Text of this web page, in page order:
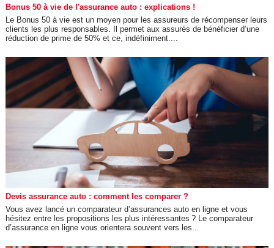
Bonus 50 à vie de l'assurance auto : explications !
Le Bonus 50 à vie est un moyen pour les assureurs de récompenser leurs
clients les plus responsables. Il permet aux assurés de bénéficier d’une
réduction de prime de 50% et ce, indéfiniment....
Devis assurance auto : comment les comparer ?
Vous avez lancé un comparateur d’assurances auto en ligne et vous
hésitez entre les propositions les plus intéressantes ? Le comparateur
d’assurance en ligne vous orientera souvent vers les...